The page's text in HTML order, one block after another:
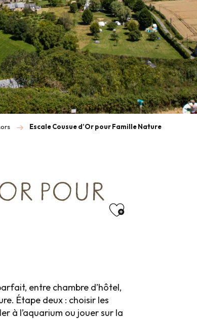
Escale Cousue d’Or pour Famille Nature
POUR
Ajouter
entre chambre d’hôtel,
Étape deux : choisir les
à l’aquarium ou jouer sur la